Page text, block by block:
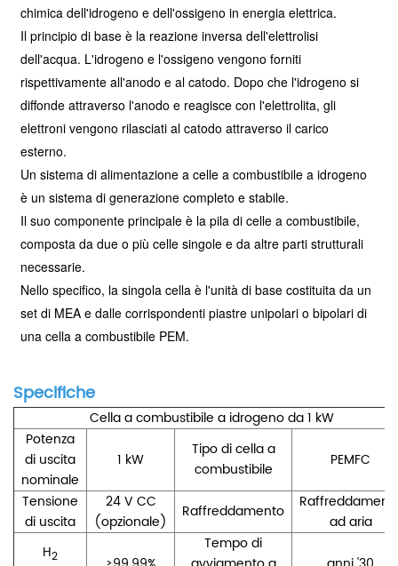
chimica dell'idrogeno e dell'ossigeno in energia elettrica.
Il principio di base è la reazione inversa dell'elettrolisi
dell'acqua. L'idrogeno e l'ossigeno vengono forniti
rispettivamente all'anodo e al catodo. Dopo che l'idrogeno si
diffonde attraverso l'anodo e reagisce con l'elettrolita, gli
elettroni vengono rilasciati al catodo attraverso il carico
esterno.
Un sistema di alimentazione a celle a combustibile a idrogeno
è un sistema di generazione completo e stabile.
Il suo componente principale è la pila di celle a combustibile,
composta da due o più celle singole e da altre parti strutturali
necessarie.
Nello specifico, la singola cella è l'unità di base costituita da un
set di MEA e dalle corrispondenti piastre unipolari o bipolari di
una cella a combustibile PEM.
Specifiche
Cella a combustibile a idrogeno da 1 kW
Potenza
di uscita
nominale
1 kW
Tipo di cella a
combustibile
PEMFC
Tensione
di uscita
24 V CC
(opzionale)
Raffreddamento
ad aria
H2
Tempo di